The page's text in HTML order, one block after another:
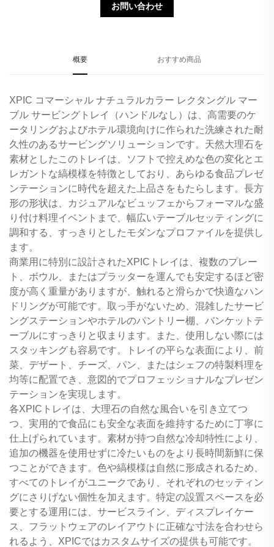
お問い合わせ
概要 おすすめ商品
XPIC コマーシャル ナチュラルカラー レクタングル マー
ブル サービングトレイ（ハンドルなし）は、高需要のケ
ータリングおよびホテル環境向けに作られた洗練された耐
久性のあるサービングソリューションです。天然大理石を
素材としたこのトレイは、ソフトで控えめな色の変化とエ
レガントな縞模様を特徴としており、あらゆる食品プレゼ
ンテーションに時代を超えた上品さをもたらします。長方
形の形状は、カジュアルなビュッフェからフォーマルな盛
り付け料理イベントまで、幅広いテーブルセッティングに
調和する、すっきりとしたモダンなプロファイルを提供し
ます。
商業用に特別に設計されたXPICトレイは、複数のプレー
ト、ボウル、またはプラッターを運んでも安定するほど密
度が高く重量がありますが、触れると滑らかで快適なハン
ドリングが可能です。取っ手がないため、混雑したサービ
ングステーションやホテルのパントリー棚、バンケットテ
ーブルにすっきりと収まります。また、使用しない際には
スタッキングも容易です。トレイの平らな表面により、前
菜、デザート、チーズ、パン、またはシェフの特製料理を
均等に配置でき、意図的でプロフェッショナルなプレゼン
テーションを実現します。
各XPICトレイは、大理石の自然な風合いを引き立てつ
つ、実用的で食品にも安全な表面を維持するために丁寧に
仕上げられています。素材が持つ自然な冷却特性により、
追加の機器を使用せずに冷たいものをより長時間新鮮に保
つことができます。色や縞模様は自然に形成されるため、
すべてのトレイがユニークであり、それぞれのセッティン
グにさりげない個性を加えます。特定の設置スペースを必
要とする運用には、サービスライン、ディスプレイケー
ス、フラットウェアのレイアウトに正確な寸法を合わせら
れるよう、XPICではカスタムサイズの提供も可能です。